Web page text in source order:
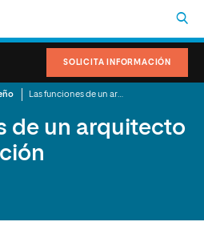
SOLICITA INFORMACIÓN
de un arquitecto